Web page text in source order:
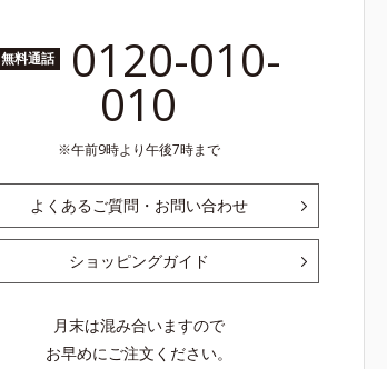
無料通話 0120-010-
010
午前9時より午後7時まで
よくあるご質問・お問い合わせ
ショッピングガイド
月末は混み合いますので
お早めにご注文ください。